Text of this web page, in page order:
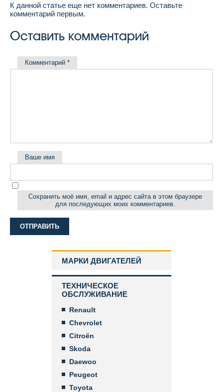
К данной статье еще нет комментариев. Оставьте
комментарий первым.
Оставить комментарий
Комментарий *
Ваше имя
Сохранить моё имя, email и адрес сайта в этом браузере
для последующих моих комментариев.
МАРКИ ДВИГАТЕЛЕЙ
ТЕХНИЧЕСКОЕ
ОБСЛУЖИВАНИЕ
Renault
Chevrolet
Citroën
Skoda
Daewoo
Peugeot
Toyota